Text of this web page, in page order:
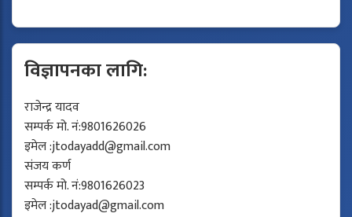
विज्ञापनका लागि:
राजेन्द्र यादव
सम्पर्क मो. नं:9801626026
इमेल :jtodayadd@gmail.com
संजय कर्ण
सम्पर्क मो. नं:9801626023
इमेल :jtodayad@gmail.com